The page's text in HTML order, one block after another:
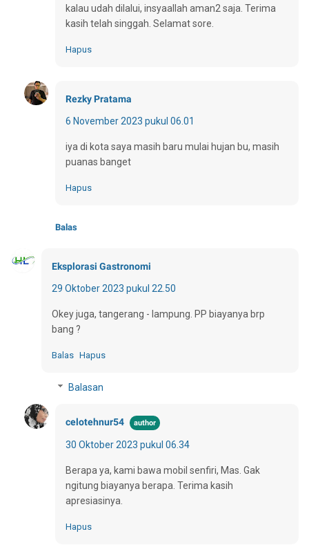
kalau udah dilalui, insyaallah aman2 saja. Terima
kasih telah singgah. Selamat sore.
Hapus
Rezky Pratama
6 November 2023 pukul 06.01
iya di kota saya masih baru mulai hujan bu, masih
puanas banget
Hapus
Balas
Eksplorasi Gastronomi
29 Oktober 2023 pukul 22.50
Okey juga, tangerang - lampung. PP biayanya brp
bang ?
Balas Hapus
Balasan
celotehnur54
30 Oktober 2023 pukul 06.34
Berapa ya, kami bawa mobil senfiri, Mas. Gak
ngitung biayanya berapa. Terima kasih
apresiasinya.
Hapus